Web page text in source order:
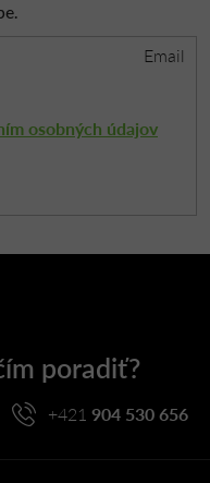
Email
osobných údajov
+421 904 530 656